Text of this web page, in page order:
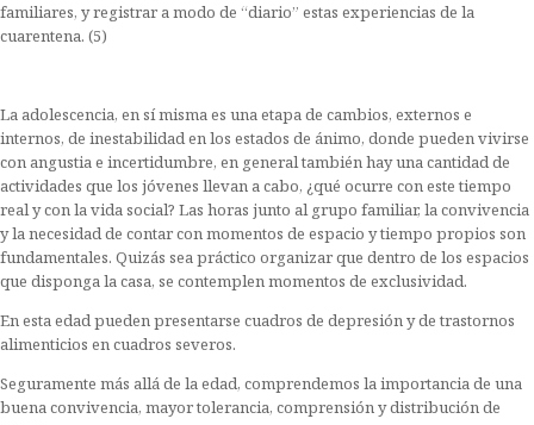
familiares, y registrar a modo de “diario” estas experiencias de la
cuarentena. (5)
La adolescencia, en sí misma es una etapa de cambios, externos e
internos, de inestabilidad en los estados de ánimo, donde pueden vivirse
con angustia e incertidumbre, en general también hay una cantidad de
actividades que los jóvenes llevan a cabo, ¿qué ocurre con este tiempo
real y con la vida social? Las horas junto al grupo familiar, la convivencia
y la necesidad de contar con momentos de espacio y tiempo propios son
fundamentales. Quizás sea práctico organizar que dentro de los espacios
que disponga la casa, se contemplen momentos de exclusividad.
En esta edad pueden presentarse cuadros de depresión y de trastornos
alimenticios en cuadros severos.
Seguramente más allá de la edad, comprendemos la importancia de una
buena convivencia, mayor tolerancia, comprensión y distribución de